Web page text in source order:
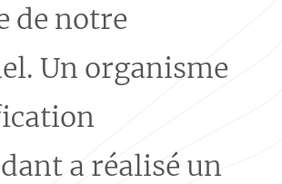
de notre
Un organisme
a réalisé un